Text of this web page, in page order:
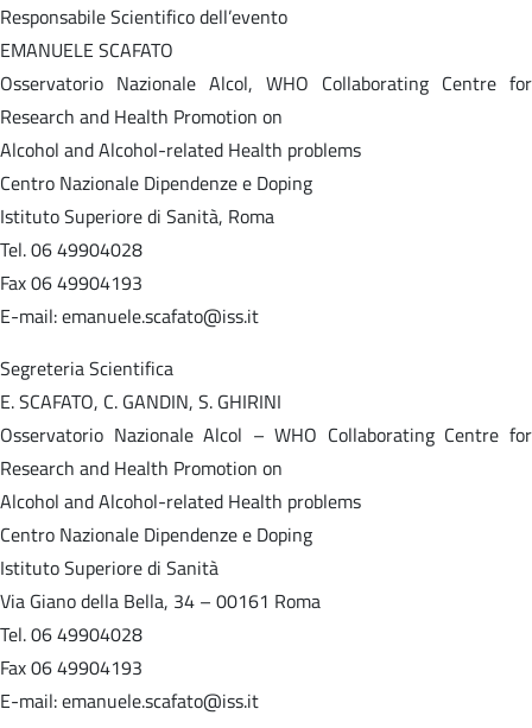
Responsabile Scientifico dell’evento
EMANUELE SCAFATO
Osservatorio Nazionale Alcol, WHO Collaborating Centre for
Research and Health Promotion on
Alcohol and Alcohol-related Health problems
Centro Nazionale Dipendenze e Doping
Istituto Superiore di Sanità, Roma
Tel. 06 49904028
Fax 06 49904193
E-mail: emanuele.scafato@iss.it
Segreteria Scientifica
E. SCAFATO, C. GANDIN, S. GHIRINI
Osservatorio Nazionale Alcol – WHO Collaborating Centre for
Research and Health Promotion on
Alcohol and Alcohol-related Health problems
Centro Nazionale Dipendenze e Doping
Istituto Superiore di Sanità
Via Giano della Bella, 34 – 00161 Roma
Tel. 06 49904028
Fax 06 49904193
E-mail: emanuele.scafato@iss.it